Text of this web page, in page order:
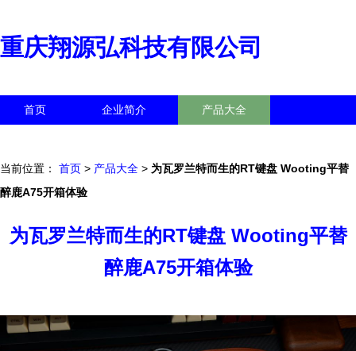
重庆翔源弘科技有限公司
首页 企业简介 产品大全
当前位置： 首页 > 产品大全 > 为瓦罗兰特而生的RT键盘 Wooting平替
醉鹿A75开箱体验
为瓦罗兰特而生的RT键盘 Wooting平替
醉鹿A75开箱体验